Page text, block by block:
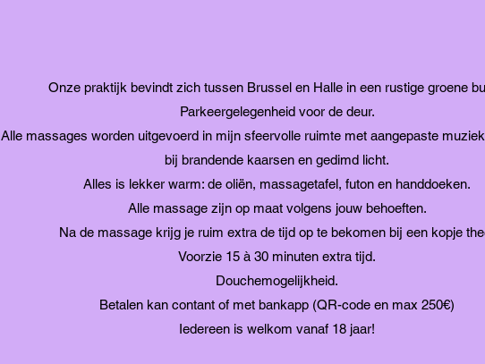
Onze praktijk bevindt zich tussen Brussel en Halle in een rustige groene
Parkeergelegenheid voor de deur.
Alle massages worden uitgevoerd in mijn sfeervolle ruimte met aangepaste
bij brandende kaarsen en gedimd licht.
Alles is lekker warm: de oliën, massagetafel, futon en handdoeken.
Alle massage zijn op maat volgens jouw behoeften.
Na de massage krijg je ruim extra de tijd op te bekomen bij een kopje
Voorzie 15 à 30 minuten extra tijd.
Douchemogelijkheid.
Betalen kan contant of met bankapp (QR-code en max 250€)
Iedereen is welkom vanaf 18 jaar!